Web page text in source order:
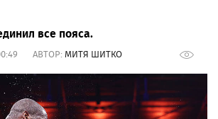
все пояса.
АВТОР: МИТЯ ШИТКО